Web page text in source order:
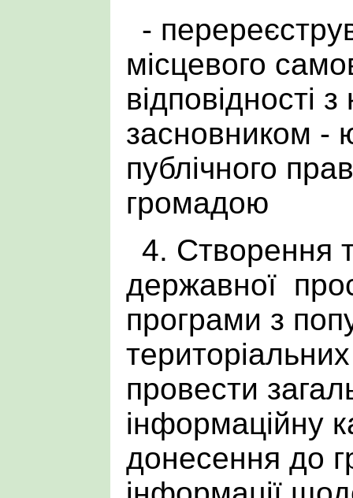
-
місцевого
відповідності
засновником -
публічного
громадою
4. Створення
державної
програми з
провести
інформаційну
донесення до